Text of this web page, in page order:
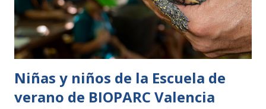
naturales que acompañan la experiencia y refuerzan la
inmersión. Una experiencia diseñada para familias y
pequeños exploradores Makamanu Jungle no es un simple
paseo...
Niñas y niños de la Escuela de
verano de BIOPARC Valencia